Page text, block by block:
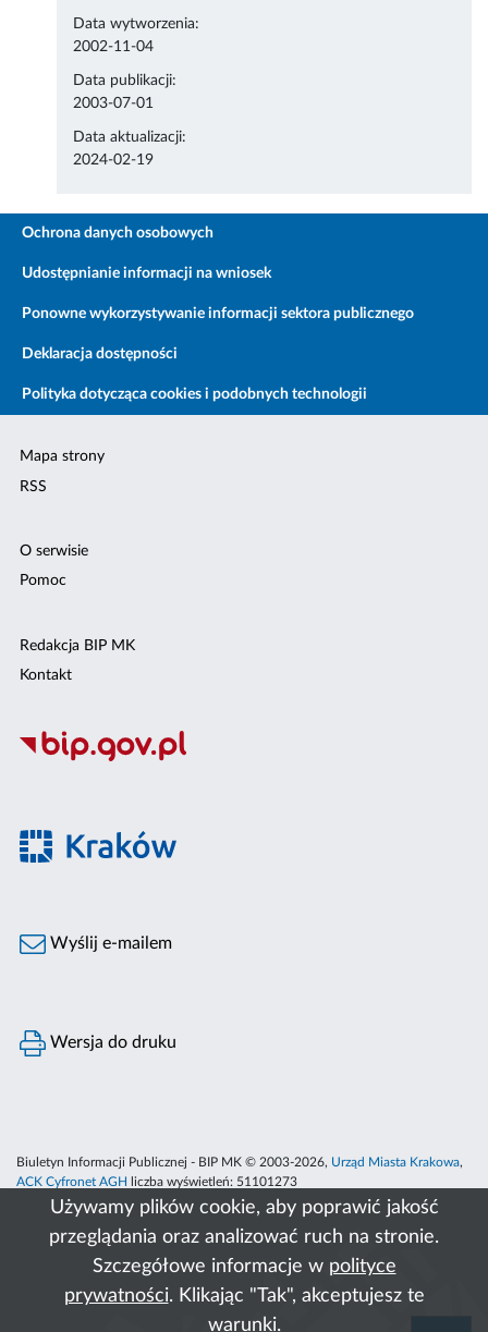
Używamy plików cookie, aby poprawić jakość
przeglądania oraz analizować ruch na stronie.
Szczegółowe informacje w polityce
prywatności. Klikając "Tak", akceptujesz te
warunki.
Data wytworzenia:
2002-11-04
Data publikacji:
2003-07-01
Data aktualizacji:
2024-02-19
Ochrona danych osobowych
Udostępnianie informacji na wniosek
Ponowne wykorzystywanie informacji sektora publicznego
Deklaracja dostępności
Polityka dotycząca cookies i podobnych technologii
Mapa strony
RSS
O serwisie
Pomoc
Redakcja BIP MK
Kontakt
Wyślij e-mailem
Wersja do druku
Biuletyn Informacji Publicznej - BIP MK © 2003-2026, Urząd Miasta Krakowa,
ACK Cyfronet AGH
liczba wyświetleń: 51101273